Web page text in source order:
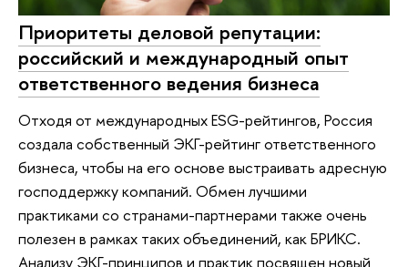
Приоритеты деловой репутации:
российский и международный опыт
ответственного ведения бизнеса
Отходя от международных ESG-рейтингов, Россия
создала собственный ЭКГ-рейтинг ответственного
бизнеса, чтобы на его основе выстраивать адресную
господдержку компаний. Обмен лучшими
практиками со странами-партнерами также очень
полезен в рамках таких объединений, как БРИКС.
Анализу ЭКГ-принципов и практик посвящен новый